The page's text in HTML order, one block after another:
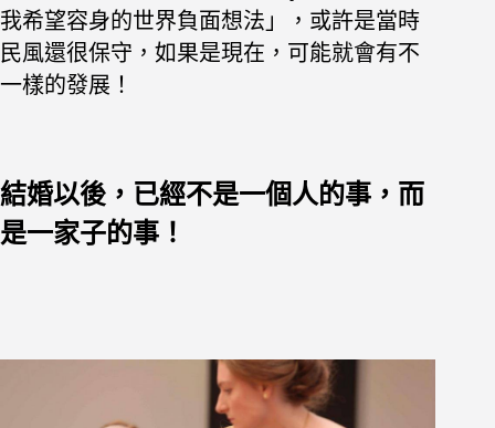
我希望容身的世界負面想法」，或許是當時
民風還很保守，如果是現在，可能就會有不
一樣的發展！
結婚以後，已經不是一個人的事，而
是一家子的事！